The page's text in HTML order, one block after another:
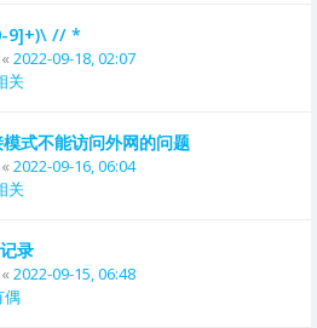
9]+)\ // *
« 2022-09-18, 02:07
关
式不能访问外网的问题
« 2022-09-16, 06:04
关
录
« 2022-09-15, 06:48
偶